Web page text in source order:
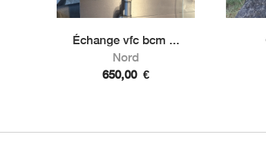
Échange vfc bcm ...
Nord
650,00 €